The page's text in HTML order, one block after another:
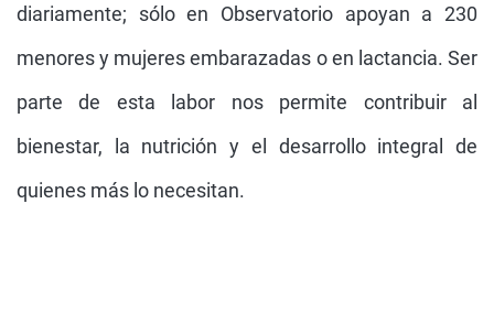
diariamente; sólo en Observatorio apoyan a 230
menores y mujeres embarazadas o en lactancia. Ser
parte de esta labor nos permite contribuir al
bienestar, la nutrición y el desarrollo integral de
quienes más lo necesitan.